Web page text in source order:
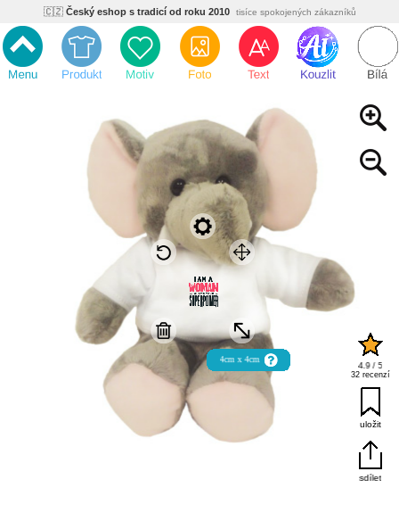
🇨🇿 Český eshop s tradicí od roku 2010 tisíce spokojených zákazníků
Ekologický a zdravotně nezávadný žádná čína, barvy s certifikáty
💡Inovativní výroba vlastní vývoj, nejnovější technologie
Rychlé dodání expedujeme do 24h
Kvalita pod kontrolou jsme přímý výrobce, žádný zprostředkovatel
Český eshop s tradicí od roku 2010 tisíce spokojených zákazníků